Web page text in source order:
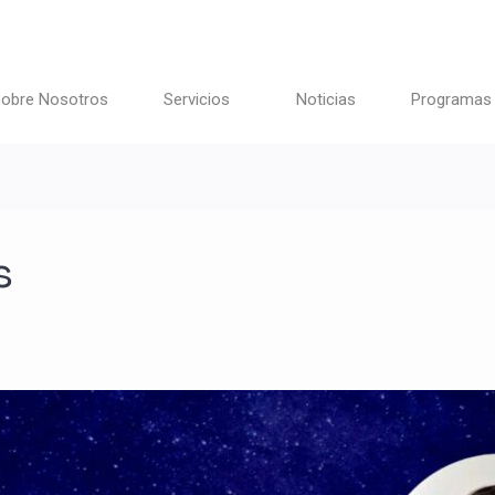
Nosotros Servicios Noticias